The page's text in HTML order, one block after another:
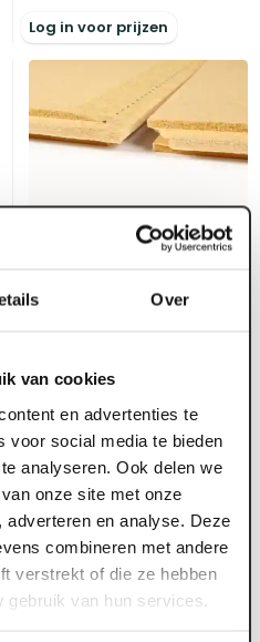
Over
van cookies
en advertenties te
voor social media te bieden
analyseren. Ook delen we
onze site met onze
en analyse. Deze
combineren met andere
verstrekt of die ze hebben
van hun services.
Log in voor prijzen
35 mm x 2500 x 750 mm
Houtvezel-isolatieplaat
Voorraad: 800
Log in voor prijzen